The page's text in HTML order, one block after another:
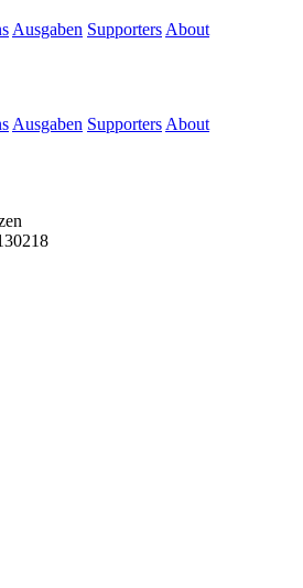
Ausgaben Supporters About
Ausgaben Supporters About